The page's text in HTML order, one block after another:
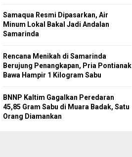
Samaqua Resmi Dipasarkan, Air
Minum Lokal Bakal Jadi Andalan
Samarinda
Rencana Menikah di Samarinda
Berujung Penangkapan, Pria Pontianak
Bawa Hampir 1 Kilogram Sabu
BNNP Kaltim Gagalkan Peredaran
45,85 Gram Sabu di Muara Badak, Satu
Orang Diamankan